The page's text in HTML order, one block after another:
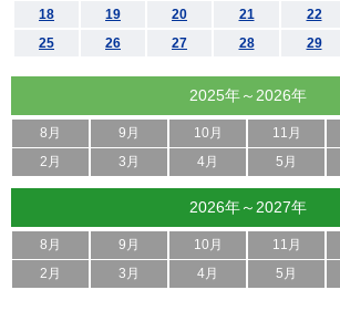
18
19 20 21 22
25
26 27 28 29
2025年～2026年
8月 9月 10月 11月
2月
3月 4月 5月
2026年～2027年
8月 9月 10月 11月
2月
3月 4月 5月